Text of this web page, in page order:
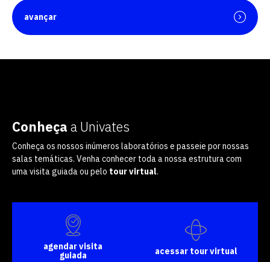
avançar
Conheça a Univates
Conheça os nossos inúmeros laboratórios e passeie por nossas
salas temáticas. Venha conhecer toda a nossa estrutura com
uma visita guiada ou pelo tour virtual.
agendar visita
guiada
acessar tour virtual